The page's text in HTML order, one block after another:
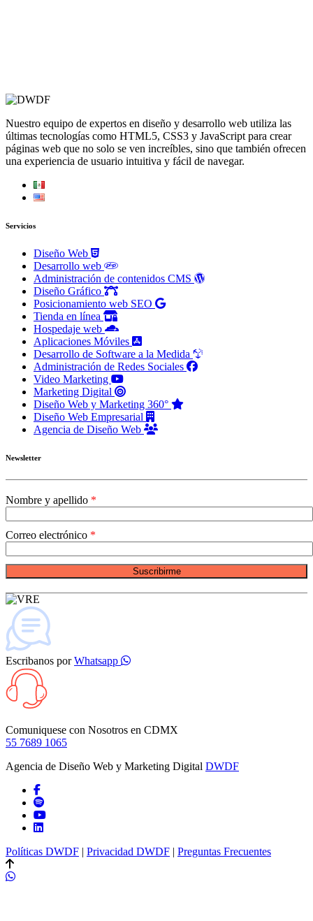
Nuestro equipo de expertos en diseño y desarrollo web utiliza las
últimas tecnologías como HTML5, CSS3 y JavaScript para crear
páginas web que no solo se ven increíbles, sino que también ofrecen
una experiencia de usuario intuitiva y fácil de navegar.
Servicios
Diseño Web
Desarrollo web
Administración de contenidos CMS
Diseño Gráfico
Posicionamiento web SEO
Tienda en línea
Hospedaje web
Aplicaciones Móviles
Desarrollo de Software a la Medida
Administración de Redes Sociales
Video Marketing
Marketing Digital
Diseño Web y Marketing 360°
Diseño Web Empresarial
Agencia de Diseño Web
Newsletter
Nombre y apellido
Correo electrónico
Suscribirme
Escribanos porWhatsapp
Comuniquese con Nosotros en CDMX
55 7689 1065
Agencia de Diseño Web y Marketing Digital DWDF
Políticas DWDF | Privacidad DWDF | Preguntas Frecuentes